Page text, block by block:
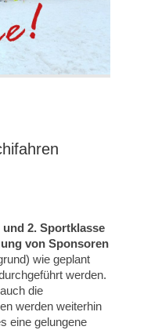
und 2. Sportklasse
von Sponsoren
wie geplant
werden.
die
werden weiterhin
eine gelungene